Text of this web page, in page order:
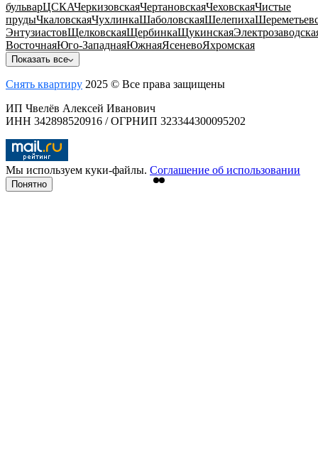
бульварЦСКАЧеркизовскаяЧертановскаяЧеховскаяЧистые
прудыЧкаловскаяЧухлинкаШаболовскаяШелепиха
ЭнтузиастовЩелковскаяЩербинкаЩукинская
ВосточнаяЮго-ЗападнаяЮжнаяЯсеневоЯхромская
Показать все
Снять квартиру 2025 © Все права защищены
ИП Чвелёв Алексей Иванович
ИНН 342898520916 / ОГРНИП 323344300095202
Мы используем куки-файлы. Соглашение об использовании
Понятно